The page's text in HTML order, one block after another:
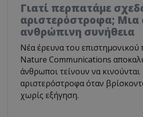
Γιατί περπατάμε
αριστερόστροφα; Μια
ανθρώπινη συνήθεια
Νέα έρευνα του επιστημονικού
Nature Communications
άνθρωποι τείνουν να κινούνται
αριστερόστροφα όταν
χωρίς εξήγηση.